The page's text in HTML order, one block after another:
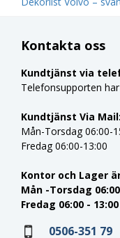
Kontakta oss
Kundtjänst via
Telefonsupporten
Kundtjänst Via Mail:
Mån-Torsdag 06:00-
Fredag 06:00-13:00
Kontor och Lager
Mån -Torsdag
Fredag 06:00 - 13:00
0506-351 79